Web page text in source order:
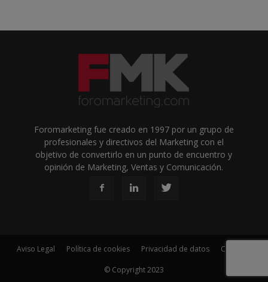
Foromarketing fue creado en 1997 por un grupo de
profesionales y directivos del Marketing con el
objetivo de convertirlo en un punto de encuentro y
opinión de Marketing, Ventas y Comunicación.
Aviso Legal Política de cookies Privacidad de datos Contacto
© Copyright 2023